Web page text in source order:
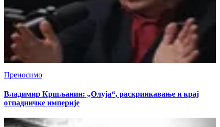
Преносимо
Владимир Кршљанин: „Олуја“, раскринкавање и крај
отпадничке империје